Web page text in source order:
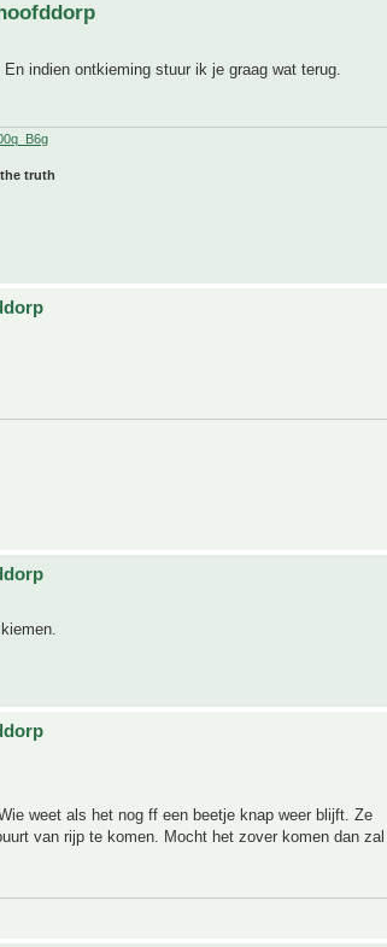
indien ontkieming stuur ik je graag wat terug.
truth
weet als het nog ff een beetje knap weer blijft. Ze
van rijp te komen. Mocht het zover komen dan zal